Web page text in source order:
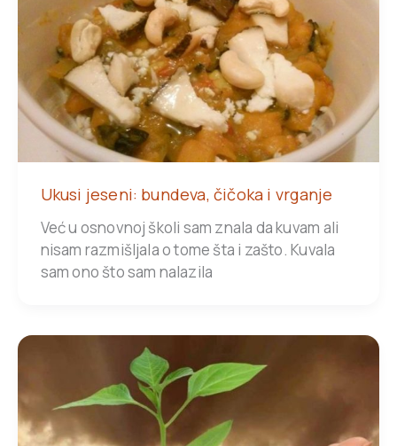
Ukusi jeseni: bundeva, čičoka i vrganje
Već u osnovnoj školi sam znala da kuvam ali
nisam razmišljala o tome šta i zašto. Kuvala
sam ono što sam nalazila